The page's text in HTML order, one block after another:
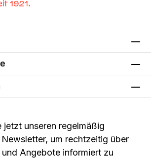
jetzt unseren regelmäßig
um rechtzeitig über
Angebote informiert zu